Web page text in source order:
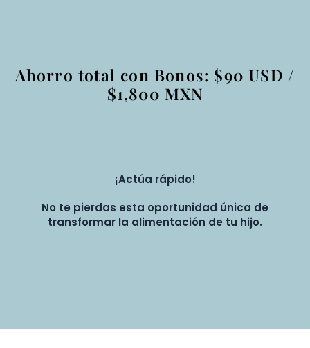
Ahorro total con Bonos: $90 USD /
$1,800 MXN
¡Actúa rápido!
No te pierdas esta oportunidad única de
transformar la alimentación de tu hijo.